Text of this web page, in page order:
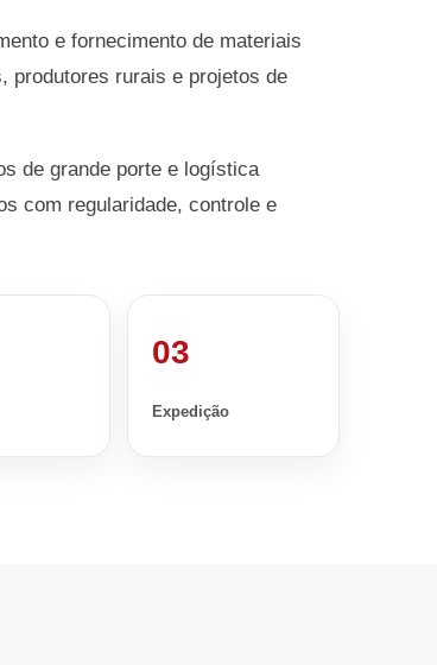
e fornecimento de materiais
produtores rurais e projetos de
de grande porte e logística
com regularidade, controle e
03
Expedição